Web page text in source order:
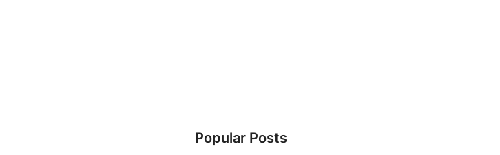
Popular Posts